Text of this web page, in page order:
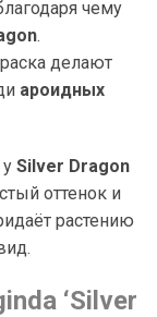
чему
.
делают
ароидных
у Silver Dragon
оттенок и
растению
‘Silver